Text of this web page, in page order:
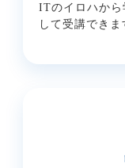
ITのイロハから
して受講できま